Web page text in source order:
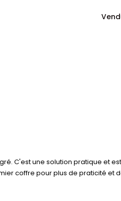
C'est une solution pratique et
coffre pour plus de praticité et